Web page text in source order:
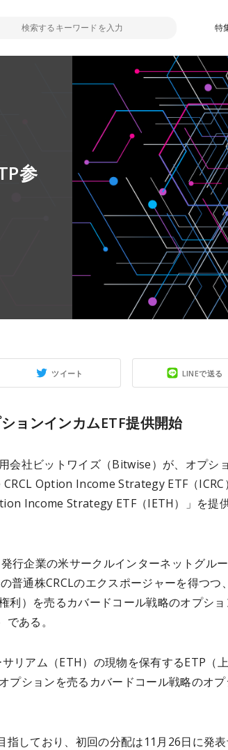
特
参
ツイート LINEで送る
ョンインカムETF提供開始
会社ビットワイズ（Bitwise）が、オプシ
Option Income Strategy ETF（ICRC
Income Strategy ETF（IETH）」を提
行企業の米サークルインターネットグル
普通株CRCLのエクスポージャーを得つつ
利）を売るカバードコール戦略のオプシ
ある。
リアム（ETH）の現物を保有するETP（
プションを売るカバードコール戦略のオ
指しており、初回の分配は11月26日に発